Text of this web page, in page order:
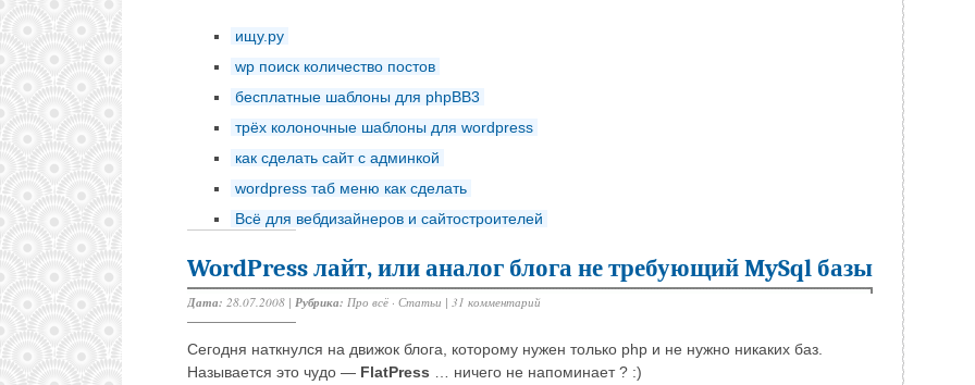
ищу.ру
wp поиск количество постов
бесплатные шаблоны для phpBB3
трёх колоночные шаблоны для wordpress
как сделать сайт с админкой
wordpress таб меню как сделать
Всё для вебдизайнеров и сайтостроителей
WordPress лайт, или аналог блога не требующий MySql базы
Дата: 28.07.2008 | Рубрика: Про всё · Статьи | 31 комментарий
Сегодня наткнулся на движок блога, которому нужен только php и не нужно никаких баз.
Называется это чудо — FlatPress … ничего не напоминает ? :)